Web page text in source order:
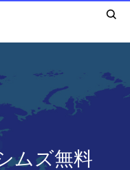
ムズ無料